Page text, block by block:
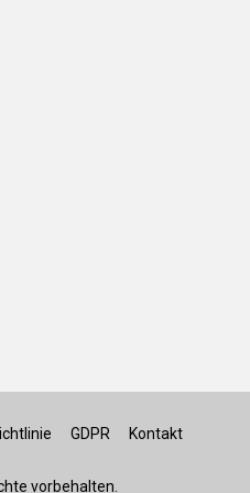
GDPR Kontakt
vorbehalten.